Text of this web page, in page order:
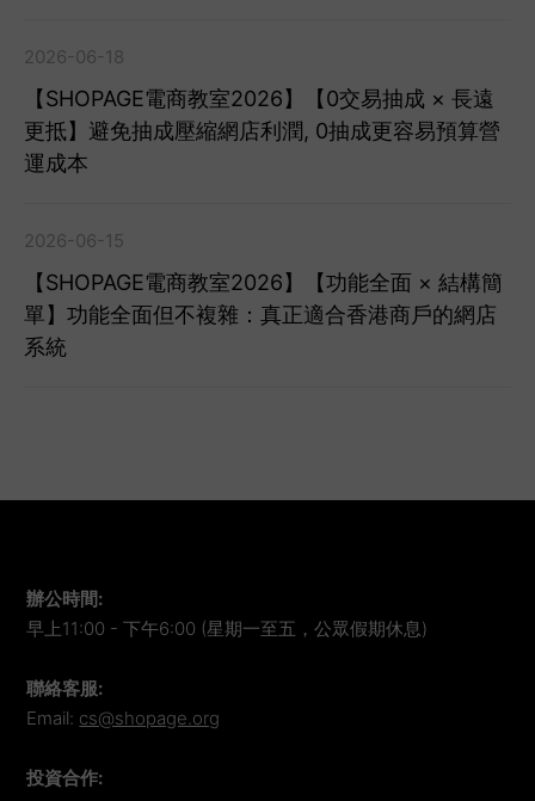
2026-06-18
【SHOPAGE電商教室2026】【0交易抽成 × 長遠
更抵】避免抽成壓縮網店利潤, 0抽成更容易預算營
運成本
2026-06-15
【SHOPAGE電商教室2026】【功能全面 × 結構簡
單】功能全面但不複雜：真正適合香港商戶的網店
系統
辦公時間:
早上11:00 - 下午6:00 (星期一至五，公眾假期休息)
聯絡客服:
Email: cs@shopage.org
投資合作: